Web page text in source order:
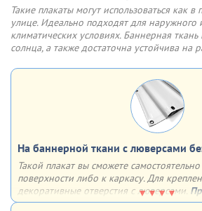
Варианты крепления:
двусторонний скотч
обычные отверстия
отверстия, укрепленные люверсами
Такие плакаты могут использоваться как
улице. Идеально подходят для наружного
климатических условиях. Баннерная
солнца, а также достаточна устойчива на
На баннерной ткани с люверсами
Такой плакат вы сможете
поверхности либо к каркасу. Для
декоративные отверстия с люверсами.
варианта установки люверсов: